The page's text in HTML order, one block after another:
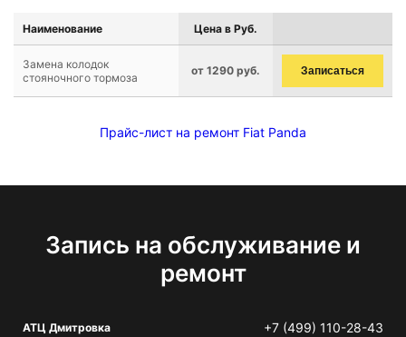
Наименование Цена в Руб.
Замена колодок
стояночного тормоза
от 1290 руб. Записаться
Прайс-лист на ремонт Fiat Panda
Запись на обслуживание и
ремонт
АТЦ Дмитровка +7 (499) 110-28-43